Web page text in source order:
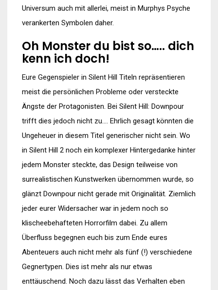
Universum auch mit allerlei, meist in Murphys Psyche
verankerten Symbolen daher.
Oh Monster du bist so….. dich
kenn ich doch!
Eure Gegenspieler in Silent Hill Titeln repräsentieren
meist die persönlichen Probleme oder versteckte
Ängste der Protagonisten. Bei Silent Hill: Downpour
trifft dies jedoch nicht zu…. Ehrlich gesagt könnten die
Ungeheuer in diesem Titel generischer nicht sein. Wo
in Silent Hill 2 noch ein komplexer Hintergedanke hinter
jedem Monster steckte, das Design teilweise von
surrealistischen Kunstwerken übernommen wurde, so
glänzt Downpour nicht gerade mit Originalität. Ziemlich
jeder eurer Widersacher war in jedem noch so
klischeebehafteten Horrorfilm dabei. Zu allem
Überfluss begegnen euch bis zum Ende eures
Abenteuers auch nicht mehr als fünf (!) verschiedene
Gegnertypen. Dies ist mehr als nur etwas
enttäuschend. Noch dazu lässt das Verhalten eben